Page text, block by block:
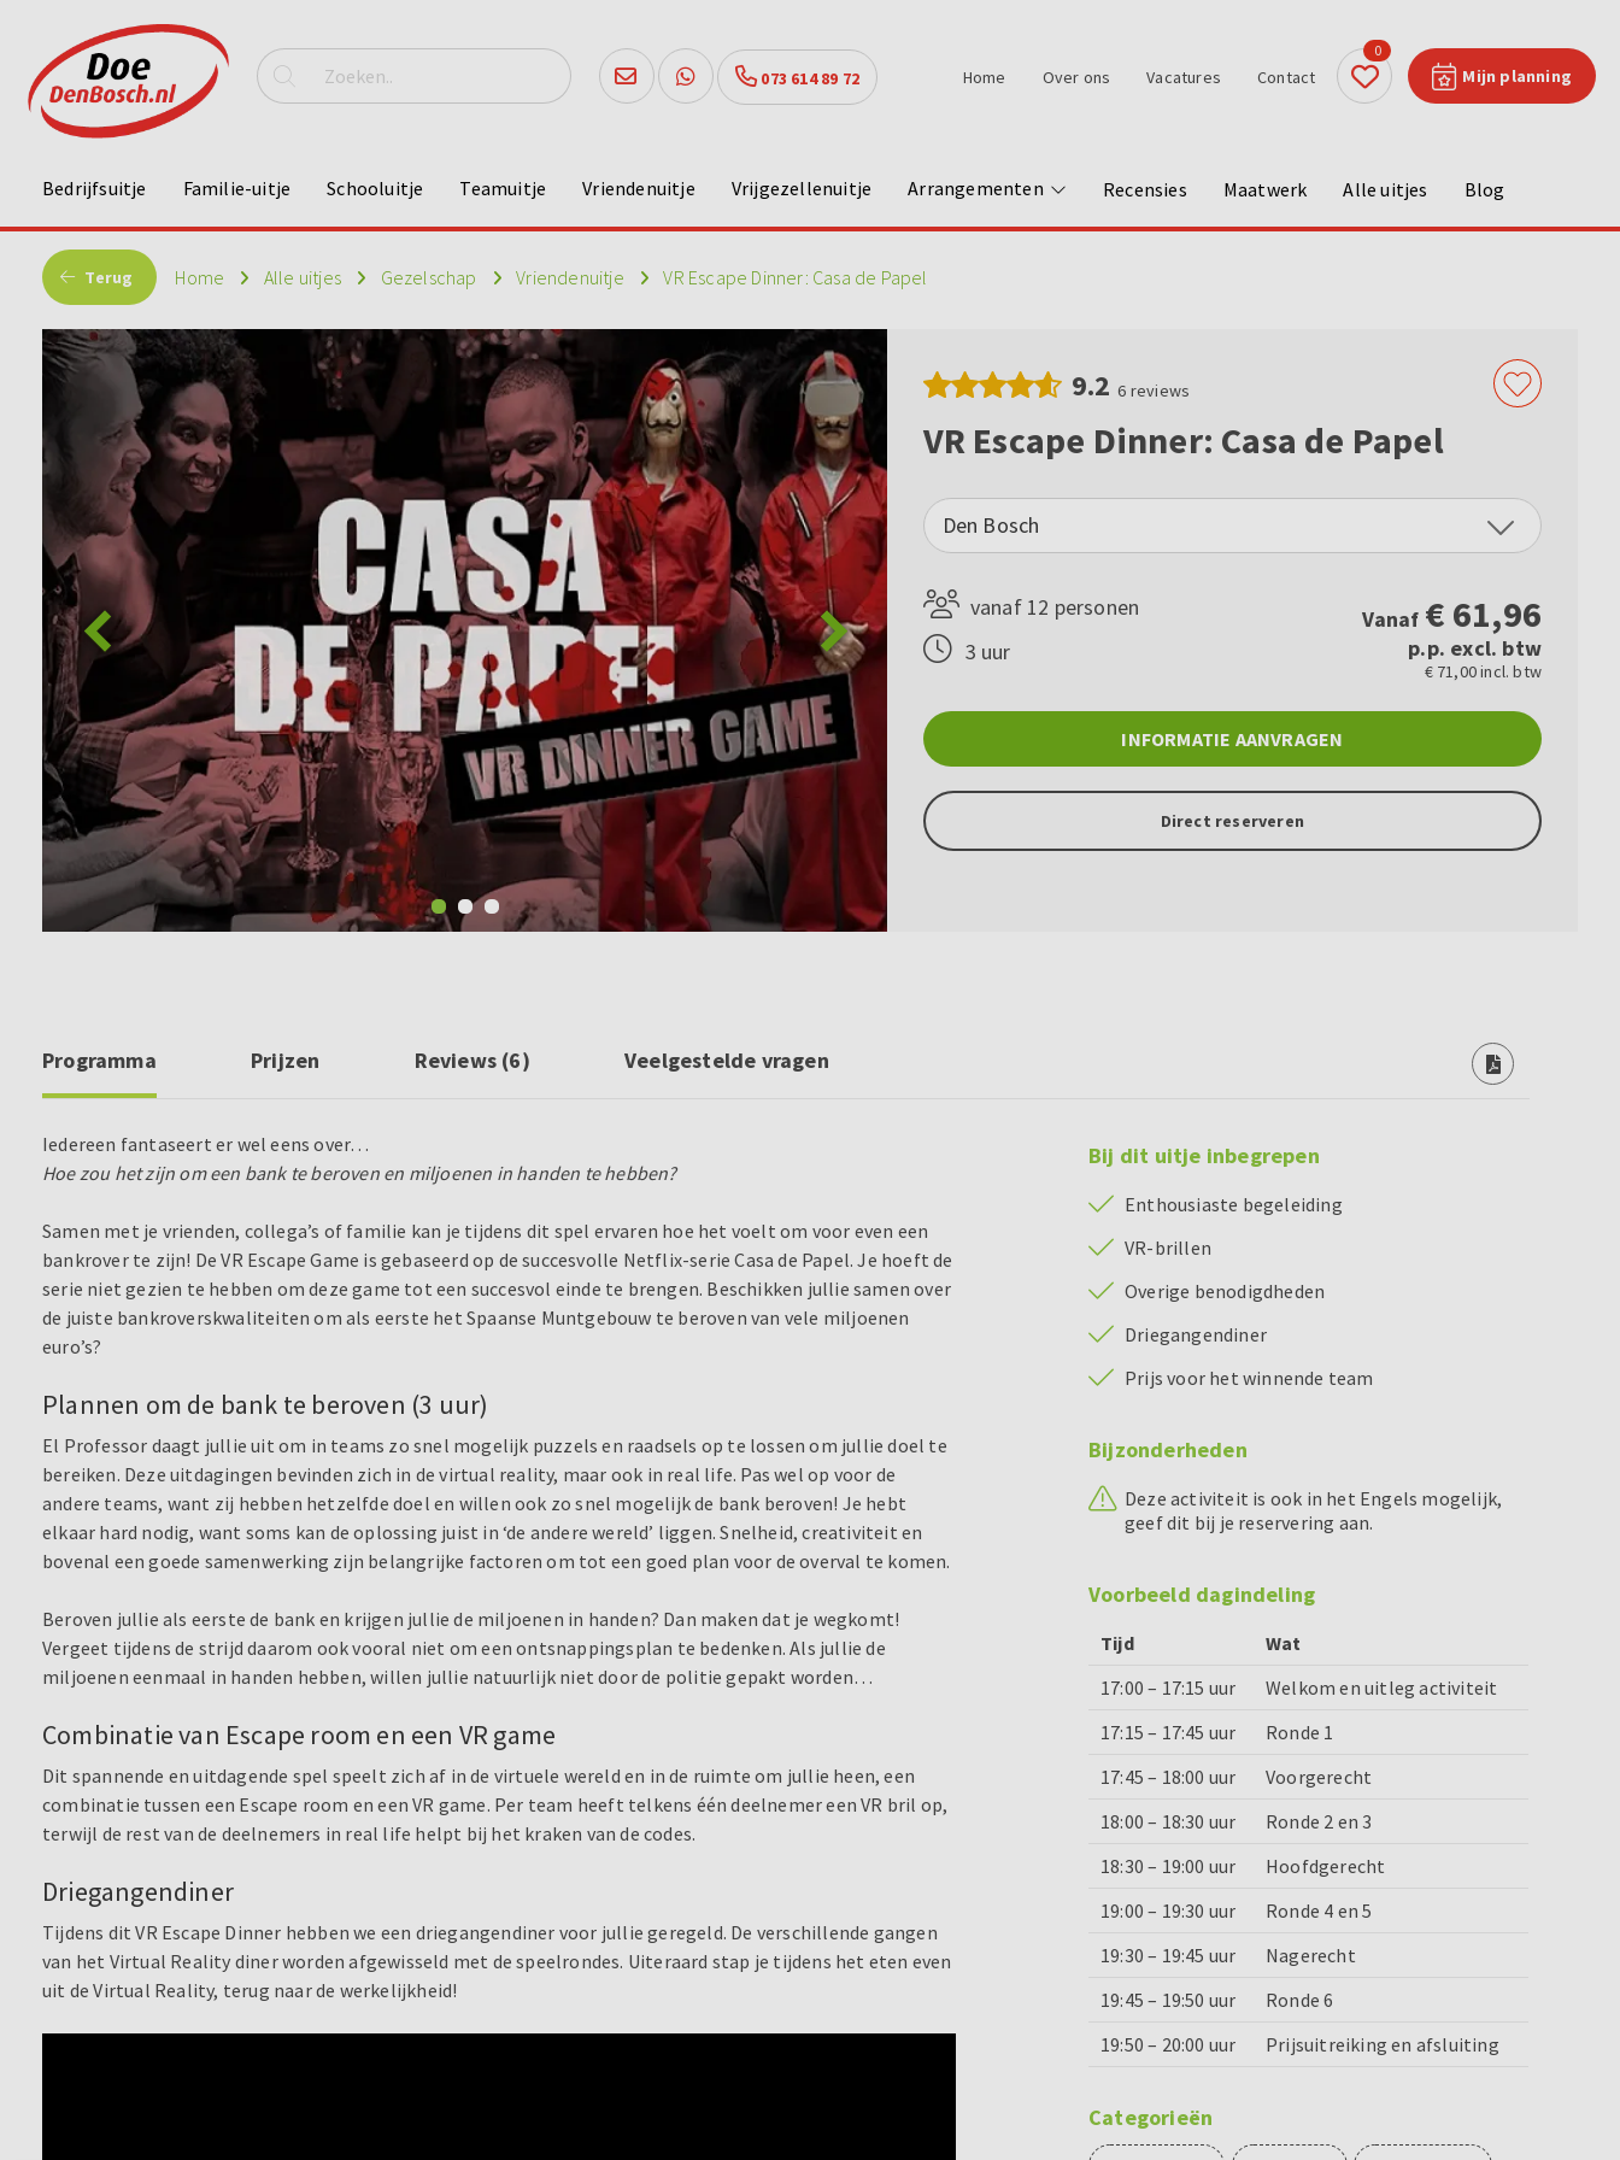
073 614 89 72 Mijn planning
0
Home Over ons Vacatures Contact
Bedrijfsuitje Familie-uitje Schooluitje Teamuitje Vriendenuitje Vrijgezellenuitje Arrangementen Recensies Maatwerk Alle uitjes Blog
Terug Home Alle uitjes Gezelschap Vriendenuitje VR Escape Dinner: Casa de Papel
9.2 6 reviews
VR Escape Dinner: Casa de Papel
Den Bosch
vanaf 12 personen
3 uur
Vanaf € 61,96
p.p. excl. btw
€ 71,00 incl. btw
INFORMATIE AANVRAGEN
Direct reserveren
Programma Prijzen Reviews (6) Veelgestelde vragen
Iedereen fantaseert er wel eens over…
Hoe zou het zijn om een bank te beroven en miljoenen in handen te hebben?
Samen met je vrienden, collega’s of familie kan je tijdens dit spel ervaren hoe het voelt om voor even een
bankrover te zijn! De VR Escape Game is gebaseerd op de succesvolle Netflix-serie Casa de Papel. Je hoeft de
serie niet gezien te hebben om deze game tot een succesvol einde te brengen. Beschikken jullie samen over
de juiste bankroverskwaliteiten om als eerste het Spaanse Muntgebouw te beroven van vele miljoenen
euro’s?
Plannen om de bank te beroven (3 uur)
El Professor daagt jullie uit om in teams zo snel mogelijk puzzels en raadsels op te lossen om jullie doel te
bereiken. Deze uitdagingen bevinden zich in de virtual reality, maar ook in real life. Pas wel op voor de
andere teams, want zij hebben hetzelfde doel en willen ook zo snel mogelijk de bank beroven! Je hebt
elkaar hard nodig, want soms kan de oplossing juist in ‘de andere wereld’ liggen. Snelheid, creativiteit en
bovenal een goede samenwerking zijn belangrijke factoren om tot een goed plan voor de overval te komen.
Beroven jullie als eerste de bank en krijgen jullie de miljoenen in handen? Dan maken dat je wegkomt!
Vergeet tijdens de strijd daarom ook vooral niet om een ontsnappingsplan te bedenken. Als jullie de
miljoenen eenmaal in handen hebben, willen jullie natuurlijk niet door de politie gepakt worden…
Combinatie van Escape room en een VR game
Dit spannende en uitdagende spel speelt zich af in de virtuele wereld en in de ruimte om jullie heen, een
combinatie tussen een Escape room en een VR game. Per team heeft telkens één deelnemer een VR bril op,
terwijl de rest van de deelnemers in real life helpt bij het kraken van de codes.
Driegangendiner
Tijdens dit VR Escape Dinner hebben we een driegangendiner voor jullie geregeld. De verschillende gangen
van het Virtual Reality diner worden afgewisseld met de speelrondes. Uiteraard stap je tijdens het eten even
uit de Virtual Reality, terug naar de werkelijkheid!
Bij dit uitje inbegrepen
Enthousiaste begeleiding
VR-brillen
Overige benodigdheden
Driegangendiner
Prijs voor het winnende team
Bijzonderheden
Deze activiteit is ook in het Engels mogelijk,
geef dit bij je reservering aan.
Voorbeeld dagindeling
Tijd
Wat
17:00 – 17:15 uur
Welkom en uitleg activiteit
17:15 – 17:45 uur
Ronde 1
17:45 – 18:00 uur
Voorgerecht
18:00 – 18:30 uur
Ronde 2 en 3
18:30 – 19:00 uur
Hoofdgerecht
19:00 – 19:30 uur
Ronde 4 en 5
19:30 – 19:45 uur
Nagerecht
19:45 – 19:50 uur
Ronde 6
19:50 – 20:00 uur
Prijsuitreiking en afsluiting
Categorieën